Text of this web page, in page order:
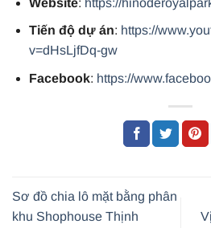
Tiến độ dự án: https://
v=dHsLjfDq-gw
Facebook: https://
Sơ đồ chia lô mặt bằng phân
khu Shophouse Thịnh